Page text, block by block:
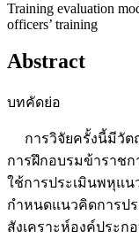
Training evaluation
officers’ training
Abstract
บทคัดย่อ
การวิจัยครั้งนี้มีวัต
การฝึกอบรมข้าราช
ใช้การประเมินพหุแน
กำหนดแนวคิดการปร
สังเคราะห์องค์ประก